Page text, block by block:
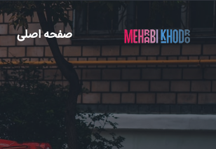
صفحه اصلی